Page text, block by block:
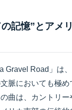
記憶”とアメ
Gravel Road」は
脈においても極
曲は、カントリー